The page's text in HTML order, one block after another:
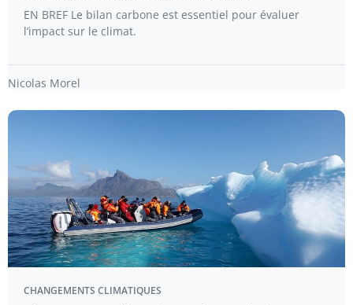
EN BREF Le bilan carbone est essentiel pour évaluer
l’impact sur le climat.
Nicolas Morel
CHANGEMENTS CLIMATIQUES